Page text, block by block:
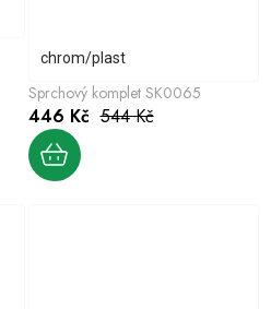
Sprchový komplet SK0065
chrom/plast
446 Kč 544 Kč